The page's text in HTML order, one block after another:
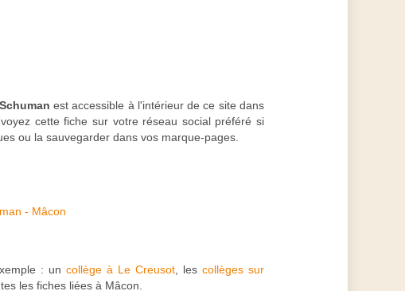
est accessible à l'intérieur de ce site dans
cette fiche sur votre réseau social préféré si
ou la sauvegarder dans vos marque-pages.
- Mâcon
: uncollège à Le Creusot , lescollèges sur
les fiches liées à Mâcon.